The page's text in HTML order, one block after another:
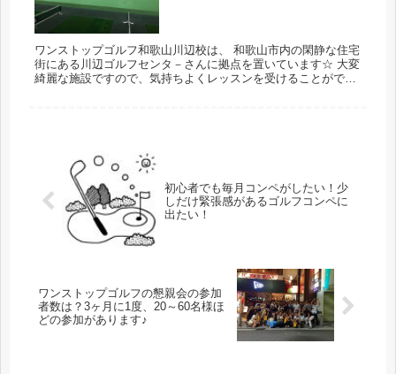
ワンストップゴルフ和歌山川辺校は、 和歌山市内の閑静な住宅
街にある川辺ゴルフセンタ－さんに拠点を置いています☆ 大変
綺麗な施設ですので、気持ちよくレッスンを受けることができ
初心者でも毎月コンペがしたい！少
しだけ緊張感があるゴルフコンペに
出たい！
ワンストップゴルフの懇親会の参加
者数は？3ヶ月に1度、20～60名様ほ
どの参加があります♪